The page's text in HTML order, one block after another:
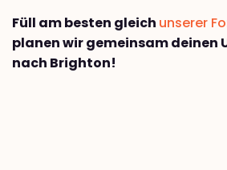
Füll am besten gleich unserer
planen wir gemeinsam deinen
nach Brighton!